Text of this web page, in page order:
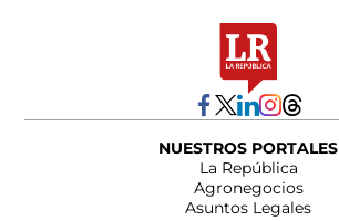
NUESTROS PORTALES
La República
Agronegocios
Asuntos Legales